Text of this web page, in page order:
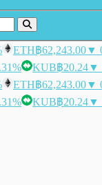
ETH฿62,243.00▼
KUB฿20.24▼
ETH฿62,243.00▼
KUB฿20.24▼